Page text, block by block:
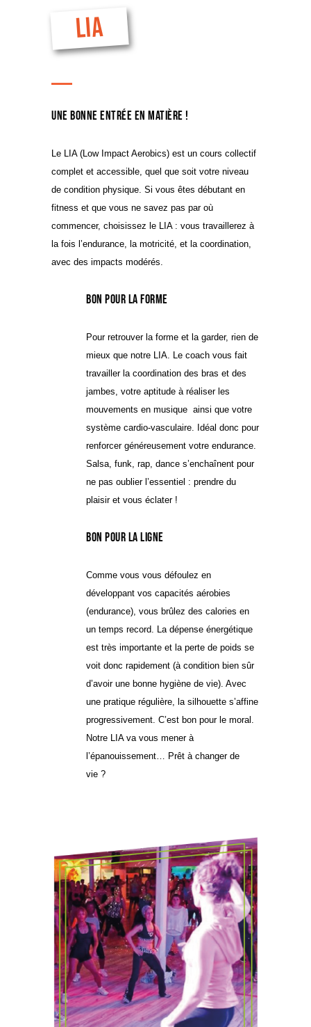
LIA
Une bonne entrée en matière !
Le LIA (Low Impact Aerobics) est un cours collectif
complet et accessible, quel que soit votre niveau
de condition physique. Si vous êtes débutant en
fitness et que vous ne savez pas par où
commencer, choisissez le LIA : vous travaillerez à
la fois l’endurance, la motricité, et la coordination,
avec des impacts modérés.
Bon pour la forme
Pour retrouver la forme et la garder, rien de
mieux que notre LIA. Le coach vous fait
travailler la coordination des bras et des
jambes, votre aptitude à réaliser les
mouvements en musique ainsi que votre
système cardio-vasculaire. Idéal donc pour
renforcer généreusement votre endurance.
Salsa, funk, rap, dance s’enchaînent pour
ne pas oublier l’essentiel : prendre du
plaisir et vous éclater !
Bon pour la ligne
Comme vous vous défoulez en
développant vos capacités aérobies
(endurance), vous brûlez des calories en
un temps record. La dépense énergétique
est très importante et la perte de poids se
voit donc rapidement (à condition bien sûr
d’avoir une bonne hygiène de vie). Avec
une pratique régulière, la silhouette s’affine
progressivement. C’est bon pour le moral.
Notre LIA va vous mener à
l’épanouissement… Prêt à changer de
vie ?